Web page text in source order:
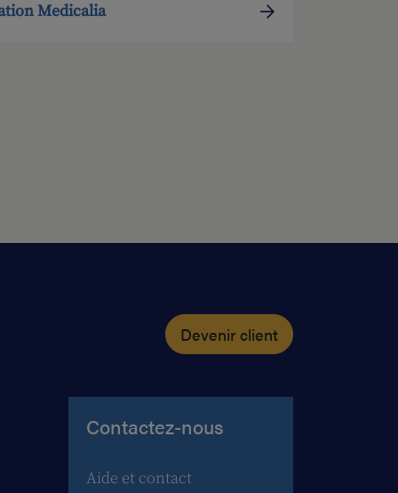
Medicalia
Devenir client
Contactez-nous
Aide et contact